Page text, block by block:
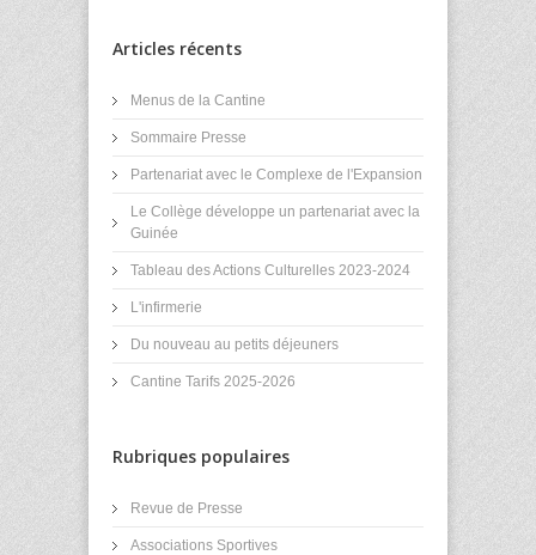
Articles récents
Menus de la Cantine
Sommaire Presse
Partenariat avec le Complexe de l'Expansion
Le Collège développe un partenariat avec la
Guinée
Tableau des Actions Culturelles 2023-2024
L'infirmerie
Du nouveau au petits déjeuners
Cantine Tarifs 2025-2026
Rubriques populaires
Revue de Presse
Associations Sportives